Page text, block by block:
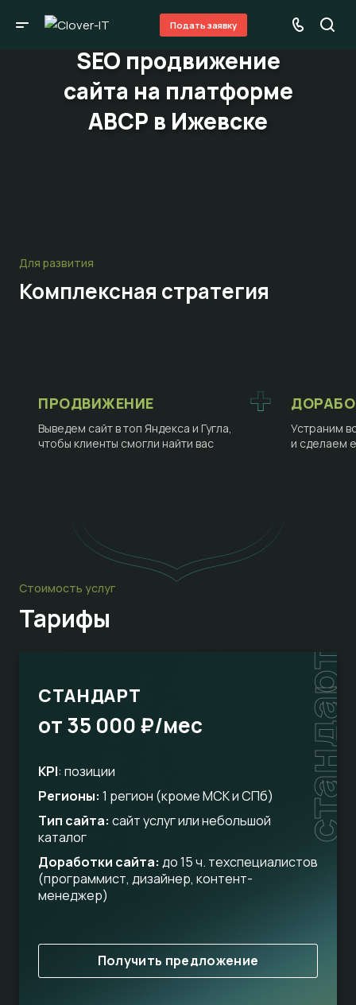
Подать заявку
SEO продвижение
сайта на платформе
ABCP в Ижевске
Для развития
Комплексная стратегия
ПРОДВИЖЕНИЕ
Выведем сайт в топ Яндекса и Гугла,
чтобы клиенты смогли найти вас
Устраним
и сделаем
Стоимость услуг
Тарифы
стандарт
СТАНДАРТ
от 35 000 ₽/мес
KPI: позиции
Регионы: 1 регион (кроме МСК и СПб)
Тип сайта: сайт услуг или небольшой
каталог
Доработки сайта: до 15 ч. техспециалистов
(программист, дизайнер, контент-
менеджер)
Получить предложение